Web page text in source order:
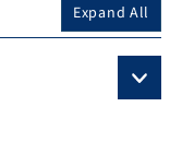
Expand All